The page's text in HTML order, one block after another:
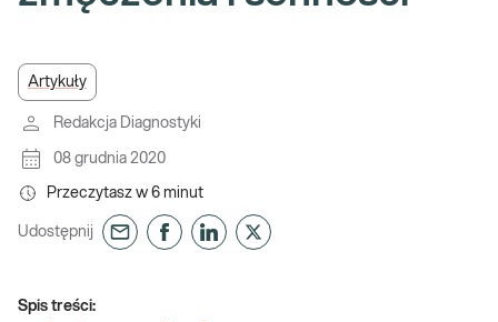
Artykuły
Redakcja Diagnostyki
08 grudnia 2020
Przeczytasz w 6 minut
Udostępnij
Spis treści: